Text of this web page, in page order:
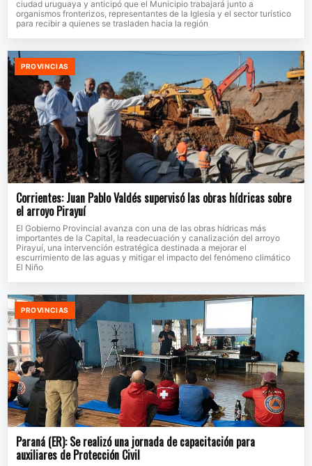
ciudad uruguaya y anticipó que el Municipio trabajará junto a
organismos fronterizos, representantes de la Iglesia y el sector turístico
para recibir a quienes se trasladen hacia la región
PROVINCIAS
Corrientes: Juan Pablo Valdés supervisó las obras hídricas sobre
el arroyo Pirayuí
El Gobierno Provincial avanza con una de las obras hídricas más
importantes de la Capital, la readecuación y canalización del arroyo
Pirayuí, una intervención estratégica destinada a mejorar el
escurrimiento de las aguas y mitigar el impacto del fenómeno climático
El Niño
PROVINCIAS
Paraná (ER): Se realizó una jornada de capacitación para
auxiliares de Protección Civil